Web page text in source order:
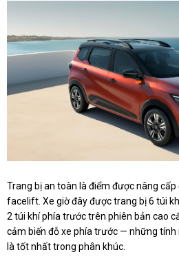
Trang bị an toàn là điểm được nâng
facelift. Xe giờ đây được trang bị 6 túi
2 túi khí phía trước trên phiên bản cao
cảm biến đỗ xe phía trước — những
là tốt nhất trong phân khúc.